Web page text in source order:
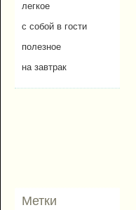
легкое
с собой в гости
полезное
на завтрак
Метки